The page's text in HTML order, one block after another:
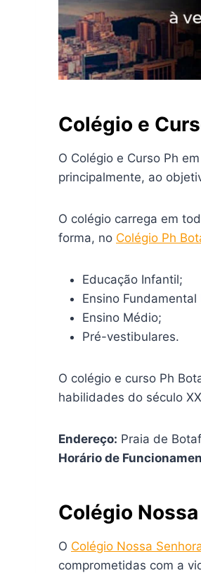
Colégio e
O Colégio e Curso Ph
principalmente, ao
O colégio carrega em
forma, no Colégio Ph
Educação Infantil;
Ensino Fundamental
Ensino Médio;
Pré-vestibulares.
O colégio e curso Ph
habilidades do século
Endereço: Praia de
Horário de
Colégio
O Colégio Nossa
comprometidas com a